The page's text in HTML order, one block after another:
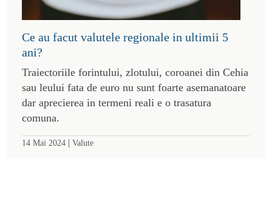
Ce au facut valutele regionale in ultimii 5
ani?
Traiectoriile forintului, zlotului, coroanei din Cehia
sau leului fata de euro nu sunt foarte asemanatoare
dar aprecierea in termeni reali e o trasatura
comuna.
14 Mai 2024 | Valute